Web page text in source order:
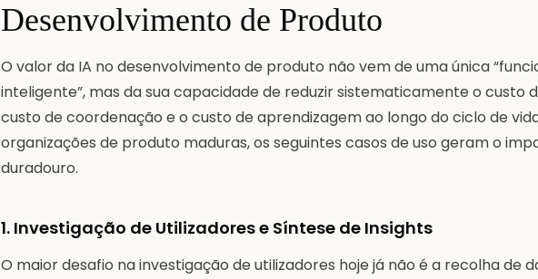
Desenvolvimento de Produto
O valor da IA no desenvolvimento de produto não vem de uma única
inteligente”, mas da sua capacidade de reduzir sistematicamente o custo
custo de coordenação e o custo de aprendizagem ao longo do ciclo de
organizações de produto maduras, os seguintes casos de uso geram o
duradouro.
1. Investigação de Utilizadores e Síntese de Insights
O maior desafio na investigação de utilizadores hoje já não é a recolha de